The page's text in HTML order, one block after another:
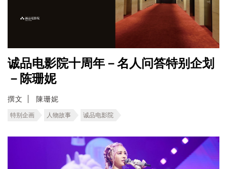
诚品电影院十周年－名人问答特别企划
－陈珊妮
撰文 陳珊妮
特别企画 人物故事 诚品电影院